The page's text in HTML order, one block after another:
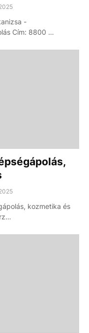
-
Cím: 8800 …
kozmetika és